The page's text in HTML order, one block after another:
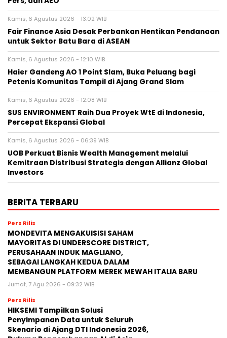
Kamis, 6 Agustus 2026 - 13:02 WIB
Fair Finance Asia Desak Perbankan Hentikan Pendanaan
untuk Sektor Batu Bara di ASEAN
Kamis, 6 Agustus 2026 - 12:10 WIB
Haier Gandeng AO 1 Point Slam, Buka Peluang bagi
Petenis Komunitas Tampil di Ajang Grand Slam
Kamis, 6 Agustus 2026 - 12:08 WIB
SUS ENVIRONMENT Raih Dua Proyek WtE di Indonesia,
Percepat Ekspansi Global
Kamis, 6 Agustus 2026 - 06:39 WIB
UOB Perkuat Bisnis Wealth Management melalui
Kemitraan Distribusi Strategis dengan Allianz Global
Investors
BERITA TERBARU
Pers Rilis
MONDEVITA MENGAKUISISI SAHAM
MAYORITAS DI UNDERSCORE DISTRICT,
PERUSAHAAN INDUK MAGLIANO,
SEBAGAI LANGKAH KEDUA DALAM
MEMBANGUN PLATFORM MEREK MEWAH ITALIA BARU
Jumat, 7 Agu 2026 - 09:32 WIB
Pers Rilis
HIKSEMI Tampilkan Solusi
Penyimpanan Data untuk Seluruh
Skenario di Ajang DTI Indonesia 2026,